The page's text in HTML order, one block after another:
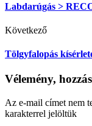
Labdarúgás >
Következő
Tölgyfalopás
Vélemény,
Az e-mail címet nem
karakterrel jelöltük